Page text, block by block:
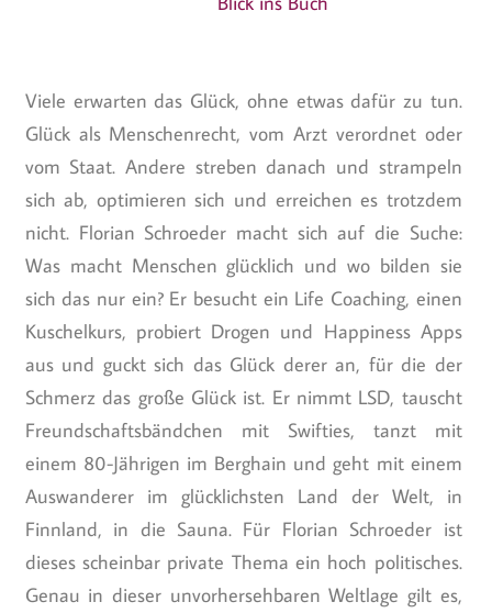
Viele erwarten das Glück, ohne etwas dafür zu tun.
Glück als Menschenrecht, vom Arzt verordnet oder
vom Staat. Andere streben danach und strampeln
sich ab, optimieren sich und erreichen es trotzdem
nicht. Florian Schroeder macht sich auf die Suche:
Was macht Menschen glücklich und wo bilden sie
sich das nur ein? Er besucht ein Life Coaching, einen
Kuschelkurs, probiert Drogen und Happiness Apps
aus und guckt sich das Glück derer an, für die der
Schmerz das große Glück ist. Er nimmt LSD, tauscht
Freundschaftsbändchen mit Swifties, tanzt mit
einem 80-Jährigen im Berghain und geht mit einem
Auswanderer im glücklichsten Land der Welt, in
Finnland, in die Sauna. Für Florian Schroeder ist
dieses scheinbar private Thema ein hoch politisches.
Genau in dieser unvorhersehbaren Weltlage gilt es,